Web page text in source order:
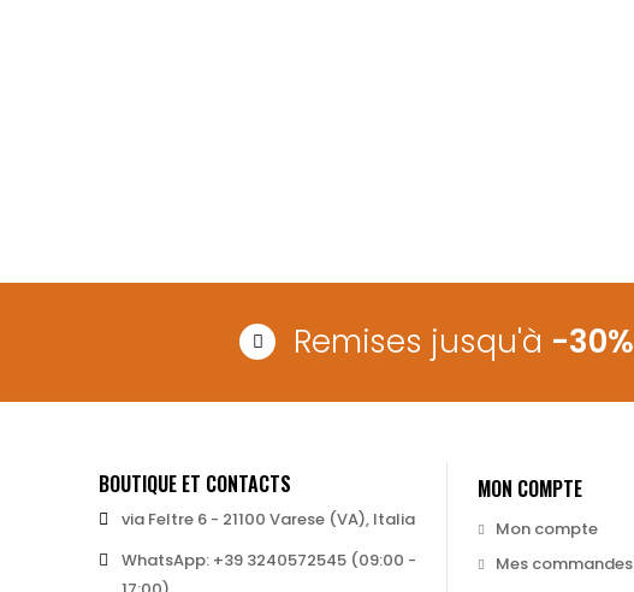
Remises jusqu'à -30%
BOUTIQUE ET CONTACTS
via Feltre 6 - 21100 Varese (VA), Italia
WhatsApp: +39 3240572545 (09:00 -
MON COMPTE
Mon compte
Mes commandes